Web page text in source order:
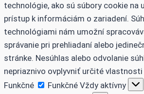
technológie, ako sú súbory cookie na
prístup k informáciám o zariadení.
technológiami nám umožní
správanie pri prehliadaní alebo
stránke. Nesúhlas alebo odvolanie
nepriaznivo ovplyvniť určité vlastnosti
Funkčné
Funkčné Vždy aktívny